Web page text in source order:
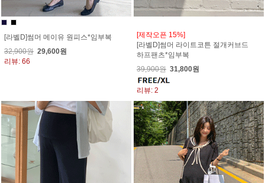
[라벨D]썸머 메이유 원피스*임부복
32,900원 29,600원
리뷰: 66
[제작오픈 15%]
[라벨D]썸머 라이트코튼 절개커브드
하프팬츠*임부복
39,900원 31,800원
리뷰: 2